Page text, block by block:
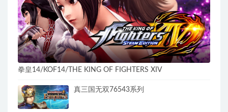
拳皇14/KOF14/THE KING OF FIGHTERS XIV
真三国无双76543系列